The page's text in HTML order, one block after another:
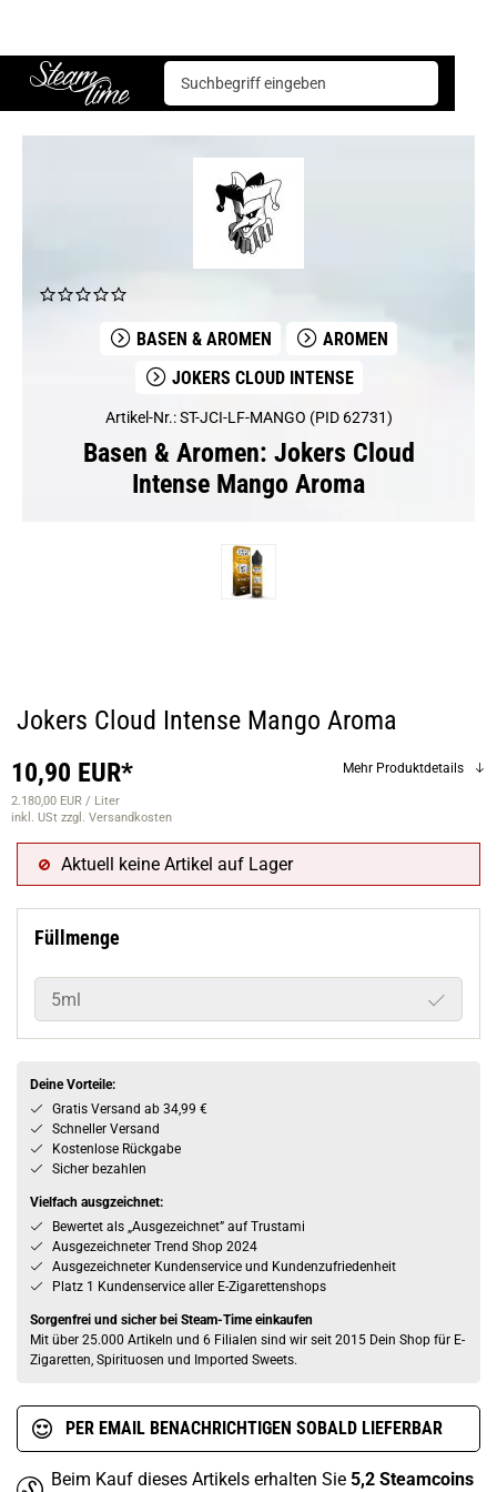
Steam time
Basen & Aromen Aromen
Jokers Cloud Intense
Jokers Cloud Intense Mango Aroma
BASEN & AROMEN
AROMEN
JOKERS CLOUD INTENSE
Artikel-Nr.: ST-JCI-LF-MANGO (PID 62731)
Basen & Aromen: Jokers Cloud
Intense Mango Aroma
Jokers Cloud Intense Mango Aroma
10,90 EUR*
2.180,00 EUR / Liter
inkl. USt zzgl. Versandkosten
Mehr Produktdetails
Aktuell keine Artikel auf Lager
Füllmenge
5ml
Deine Vorteile:
Gratis Versand ab 34,99 €
Schneller Versand
Kostenlose Rückgabe
Sicher bezahlen
Vielfach ausgzeichnet:
Bewertet als „Ausgezeichnet” auf Trustami
Ausgezeichneter Trend Shop 2024
Ausgezeichneter Kundenservice und Kundenzufriedenheit
Platz 1 Kundenservice aller E-Zigarettenshops
Sorgenfrei und sicher bei Steam-Time einkaufen
Mit über 25.000 Artikeln und 6 Filialen sind wir seit 2015 Dein Shop für E-
Zigaretten, Spirituosen und Imported Sweets.
PER EMAIL BENACHRICHTIGEN SOBALD LIEFERBAR
Beim Kauf dieses Artikels erhalten Sie 5,2 Steamcoins